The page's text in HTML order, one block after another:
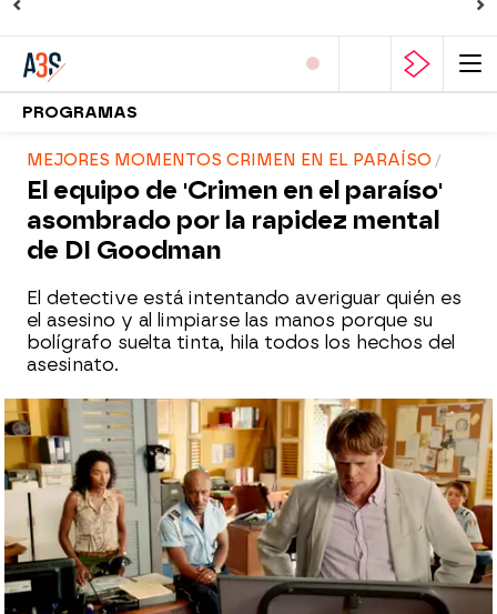
PROGRAMAS
MEJORES MOMENTOS CRIMEN EN EL PARAÍSO
El equipo de 'Crimen en el paraíso'
asombrado por la rapidez mental
de DI Goodman
El detective está intentando averiguar quién es
el asesino y al limpiarse las manos porque su
bolígrafo suelta tinta, hila todos los hechos del
asesinato.
atreseries
Madrid